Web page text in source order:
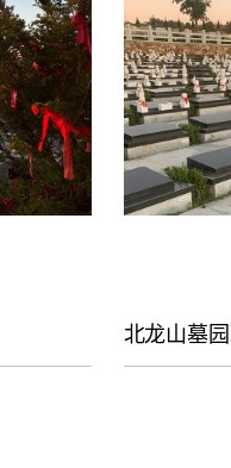
北龙山墓